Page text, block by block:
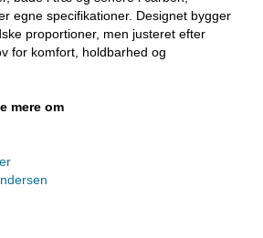
egne specifikationer. Designet bygger
proportioner, men justeret efter
for komfort, holdbarhed og
mere om